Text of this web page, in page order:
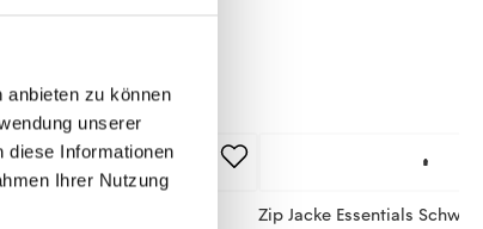
anbieten zu können
unserer
diese Informationen
Ihrer Nutzung
Zip Jacke Essentials